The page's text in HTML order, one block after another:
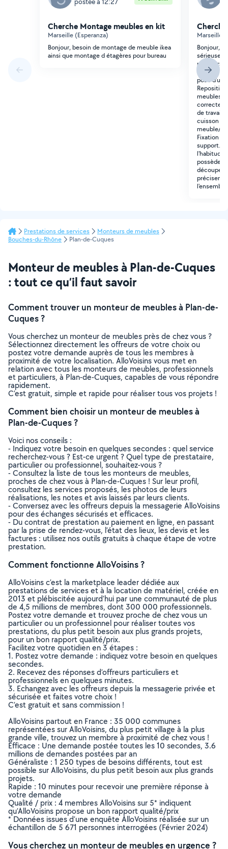
Cherche Montage meubles en kit
Marseille (Esperanza)
Bonjour, besoin de montage de meuble ikea
ainsi que montage d étagères pour bureau
Marseille
Bonjour,
sérieuse
plusieurs
Dépose
pose d'un
meubles
de travail
cuisson et
meuble/
Fixation
support.
l'habitude
possède
découpes
préciser
Prestations de services
Monteurs de meubles
Bouches-du-Rhône
Plan-de-Cuques
Monteur de meubles à Plan-de-Cuques
: tout ce qu’il faut savoir
Comment trouver un monteur de meubles à Plan-de-
Cuques ?
Vous cherchez un monteur de meubles près de chez vous ?
Sélectionnez directement les offreurs de votre choix ou
postez votre demande auprès de tous les membres à
proximité de votre localisation. AlloVoisins vous met en
relation avec tous les monteurs de meubles, professionnels
et particuliers, à Plan-de-Cuques, capables de vous répondre
rapidement.
C’est gratuit, simple et rapide pour réaliser tous vos projets !
Comment bien choisir un monteur de meubles à
Plan-de-Cuques ?
Voici nos conseils :
- Indiquez votre besoin en quelques secondes : quel service
recherchez-vous ? Est-ce urgent ? Quel type de prestataire,
particulier ou professionnel, souhaitez-vous ?
- Consultez la liste de tous les monteurs de meubles,
proches de chez vous à Plan-de-Cuques ! Sur leur profil,
consultez les services proposés, les photos de leurs
réalisations, les notes et avis laissés par leurs clients.
- Conversez avec les offreurs depuis la messagerie AlloVoisins
pour des échanges sécurisés et efficaces.
- Du contrat de prestation au paiement en ligne, en passant
par la prise de rendez-vous, l’état des lieux, les devis et les
factures : utilisez nos outils gratuits à chaque étape de votre
prestation.
Comment fonctionne AlloVoisins ?
AlloVoisins c’est la marketplace leader dédiée aux
prestations de services et à la location de matériel, créée en
2013 et plébiscitée aujourd’hui par une communauté de plus
de 4,5 millions de membres, dont 300 000 professionnels.
Postez votre demande et trouvez proche de chez vous un
particulier ou un professionnel pour réaliser toutes vos
prestations, du plus petit besoin aux plus grands projets,
pour un bon rapport qualité/prix.
Facilitez votre quotidien en 3 étapes :
1. Postez votre demande : indiquez votre besoin en quelques
secondes.
2. Recevez des réponses d’offreurs particuliers et
professionnels en quelques minutes.
3. Echangez avec les offreurs depuis la messagerie privée et
sécurisée et faites votre choix !
C’est gratuit et sans commission !
AlloVoisins partout en France : 35 000 communes
représentées sur AlloVoisins, du plus petit village à la plus
grande ville, trouvez un membre à proximité de chez vous !
Efficace : Une demande postée toutes les 10 secondes, 3.6
millions de demandes postées par an
Généraliste : 1 250 types de besoins différents, tout est
possible sur AlloVoisins, du plus petit besoin aux plus grands
projets.
Rapide : 10 minutes pour recevoir une première réponse à
votre demande
Qualité / prix : 4 membres AlloVoisins sur 5* indiquent
qu’AlloVoisins propose un bon rapport qualité/prix
* Données issues d’une enquête AlloVoisins réalisée sur un
échantillon de 5 671 personnes interrogées (Février 2024)
Vous cherchez un monteur de meubles en urgence ?